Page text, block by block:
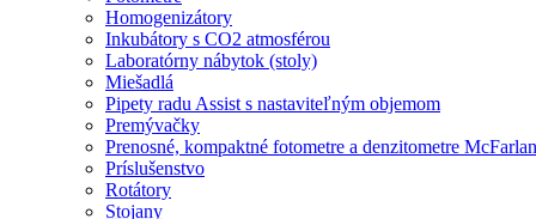
Homogenizátory
Inkubátory s CO2 atmosférou
Laboratórny nábytok (stoly)
Miešadlá
Pipety radu Assist s nastaviteľným objemom
Premývačky
Prenosné, kompaktné fotometre a denzitometre
Príslušenstvo
Rotátory
Stojany